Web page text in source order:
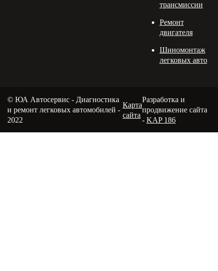
трансмиссии
Ремонт
двигателя
Шиномонтаж
легковых авто
© ЮА Автосервис - Диагностика
и ремонт легковых автомобилей -
2022
Карта
сайта
Разработка и
продвижение сайта
- KAP 186